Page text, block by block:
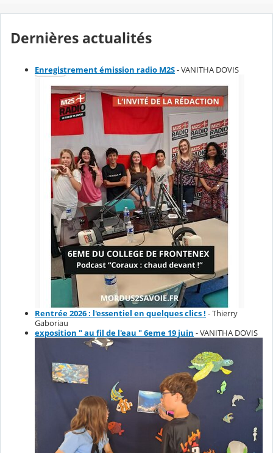
Dernières actualités
Enregistrement émission radio M2S- VANITHA DOVIS
Rentrée 2026 : l'essentiel en quelques clics ! - Thierry
Gaboriau
exposition " au fil de l'eau " 6eme 19 juin - VANITHA DOVIS